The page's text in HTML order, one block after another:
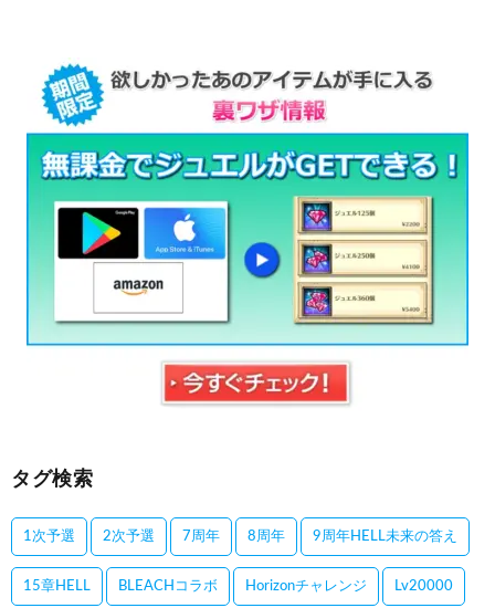
タグ検索
1次予選 2次予選 7周年 8周年 9周年HELL未来の答え
15章HELL BLEACHコラボ Horizonチャレンジ Lv20000